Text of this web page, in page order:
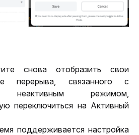
снова отобразить свои
перерыва, связанного с
неактивным режимом,
переключиться на Активный
поддерживается настройка